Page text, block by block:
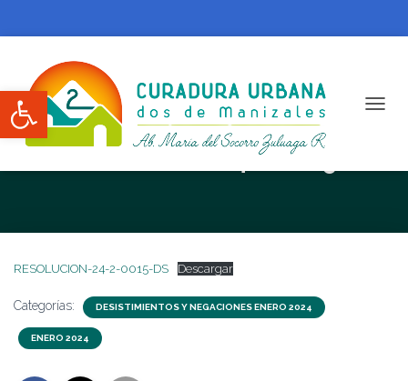
Abrir barra de herramientas
RESOLUCION N. 24-2-0015-DS
RESOLUCION-24-2-0015-DS Descargar
Categorías: DESISTIMIENTOS Y NEGACIONES ENERO 2024
ENERO 2024